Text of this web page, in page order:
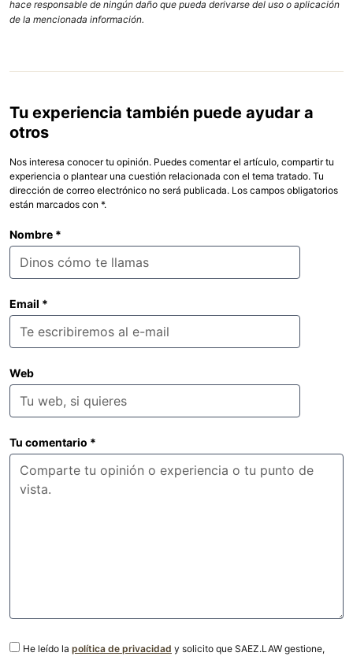
hace responsable de ningún daño que pueda derivarse del uso o aplicación
de la mencionada información.
Tu experiencia también puede ayudar a
otros
Nos interesa conocer tu opinión. Puedes comentar el artículo, compartir tu
experiencia o plantear una cuestión relacionada con el tema tratado. Tu
dirección de correo electrónico no será publicada. Los campos obligatorios
están marcados con *.
Nombre *
Email *
Web
Tu comentario *
He leído la política de privacidad y solicito que SAEZ.LAW gestione,